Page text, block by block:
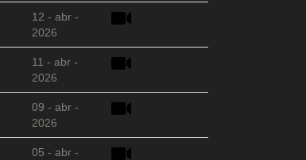
12 - abr -
2026
11 - abr -
2026
09 - abr -
2026
05 - abr -